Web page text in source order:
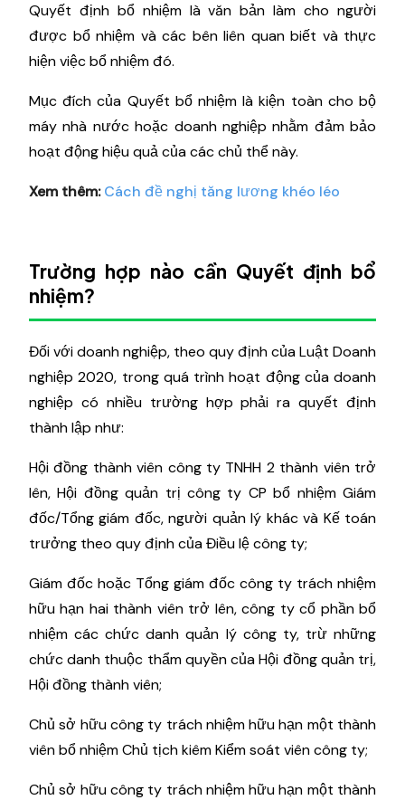
Quyết định bổ nhiệm là văn bản làm cho người
được bổ nhiệm và các bên liên quan biết và thực
hiện việc bổ nhiệm đó.
Mục đích của Quyết bổ nhiệm là kiện toàn cho bộ
máy nhà nước hoặc doanh nghiệp nhằm đảm bảo
hoạt động hiệu quả của các chủ thể này.
Xem thêm: Cách đề nghị tăng lương khéo léo
Trường hợp nào cần Quyết định bổ
nhiệm?
Đối với doanh nghiệp, theo quy định của Luật Doanh
nghiệp 2020, trong quá trình hoạt động của doanh
nghiệp có nhiều trường hợp phải ra quyết định
thành lập như:
Hội đồng thành viên công ty TNHH 2 thành viên trở
lên, Hội đồng quản trị công ty CP bổ nhiệm Giám
đốc/Tổng giám đốc, người quản lý khác và Kế toán
trưởng theo quy định của Điều lệ công ty;
Giám đốc hoặc Tổng giám đốc công ty trách nhiệm
hữu hạn hai thành viên trở lên, công ty cổ phần bổ
nhiệm các chức danh quản lý công ty, trừ những
chức danh thuộc thẩm quyền của Hội đồng quản trị,
Hội đồng thành viên;
Chủ sở hữu công ty trách nhiệm hữu hạn một thành
viên bổ nhiệm Chủ tịch kiêm Kiểm soát viên công ty;
Chủ sở hữu công ty trách nhiệm hữu hạn một thành